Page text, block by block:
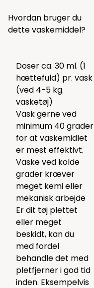
Hvordan bruger du
dette vaskemiddel?
Doser ca. 30 ml. (1
hættefuld) pr. vask
(ved 4-5 kg.
vasketøj)
Vask gerne ved
minimum 40 grader
for at vaskemidlet
er mest effektivt.
Vaske ved kolde
grader kræver
meget kemi eller
mekanisk arbejde
Er dit tøj plettet
eller meget
beskidt, kan du
med fordel
behandle det med
pletfjerner i god tid
inden. Eksempelvis